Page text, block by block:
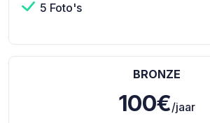
5 Foto's
BRONZE
100€/jaar